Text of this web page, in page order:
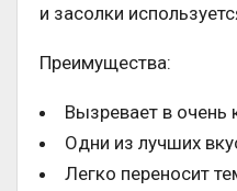
и засолки
Преимущества:
Вызревает в очень
Одни из лучших
Легко переносит